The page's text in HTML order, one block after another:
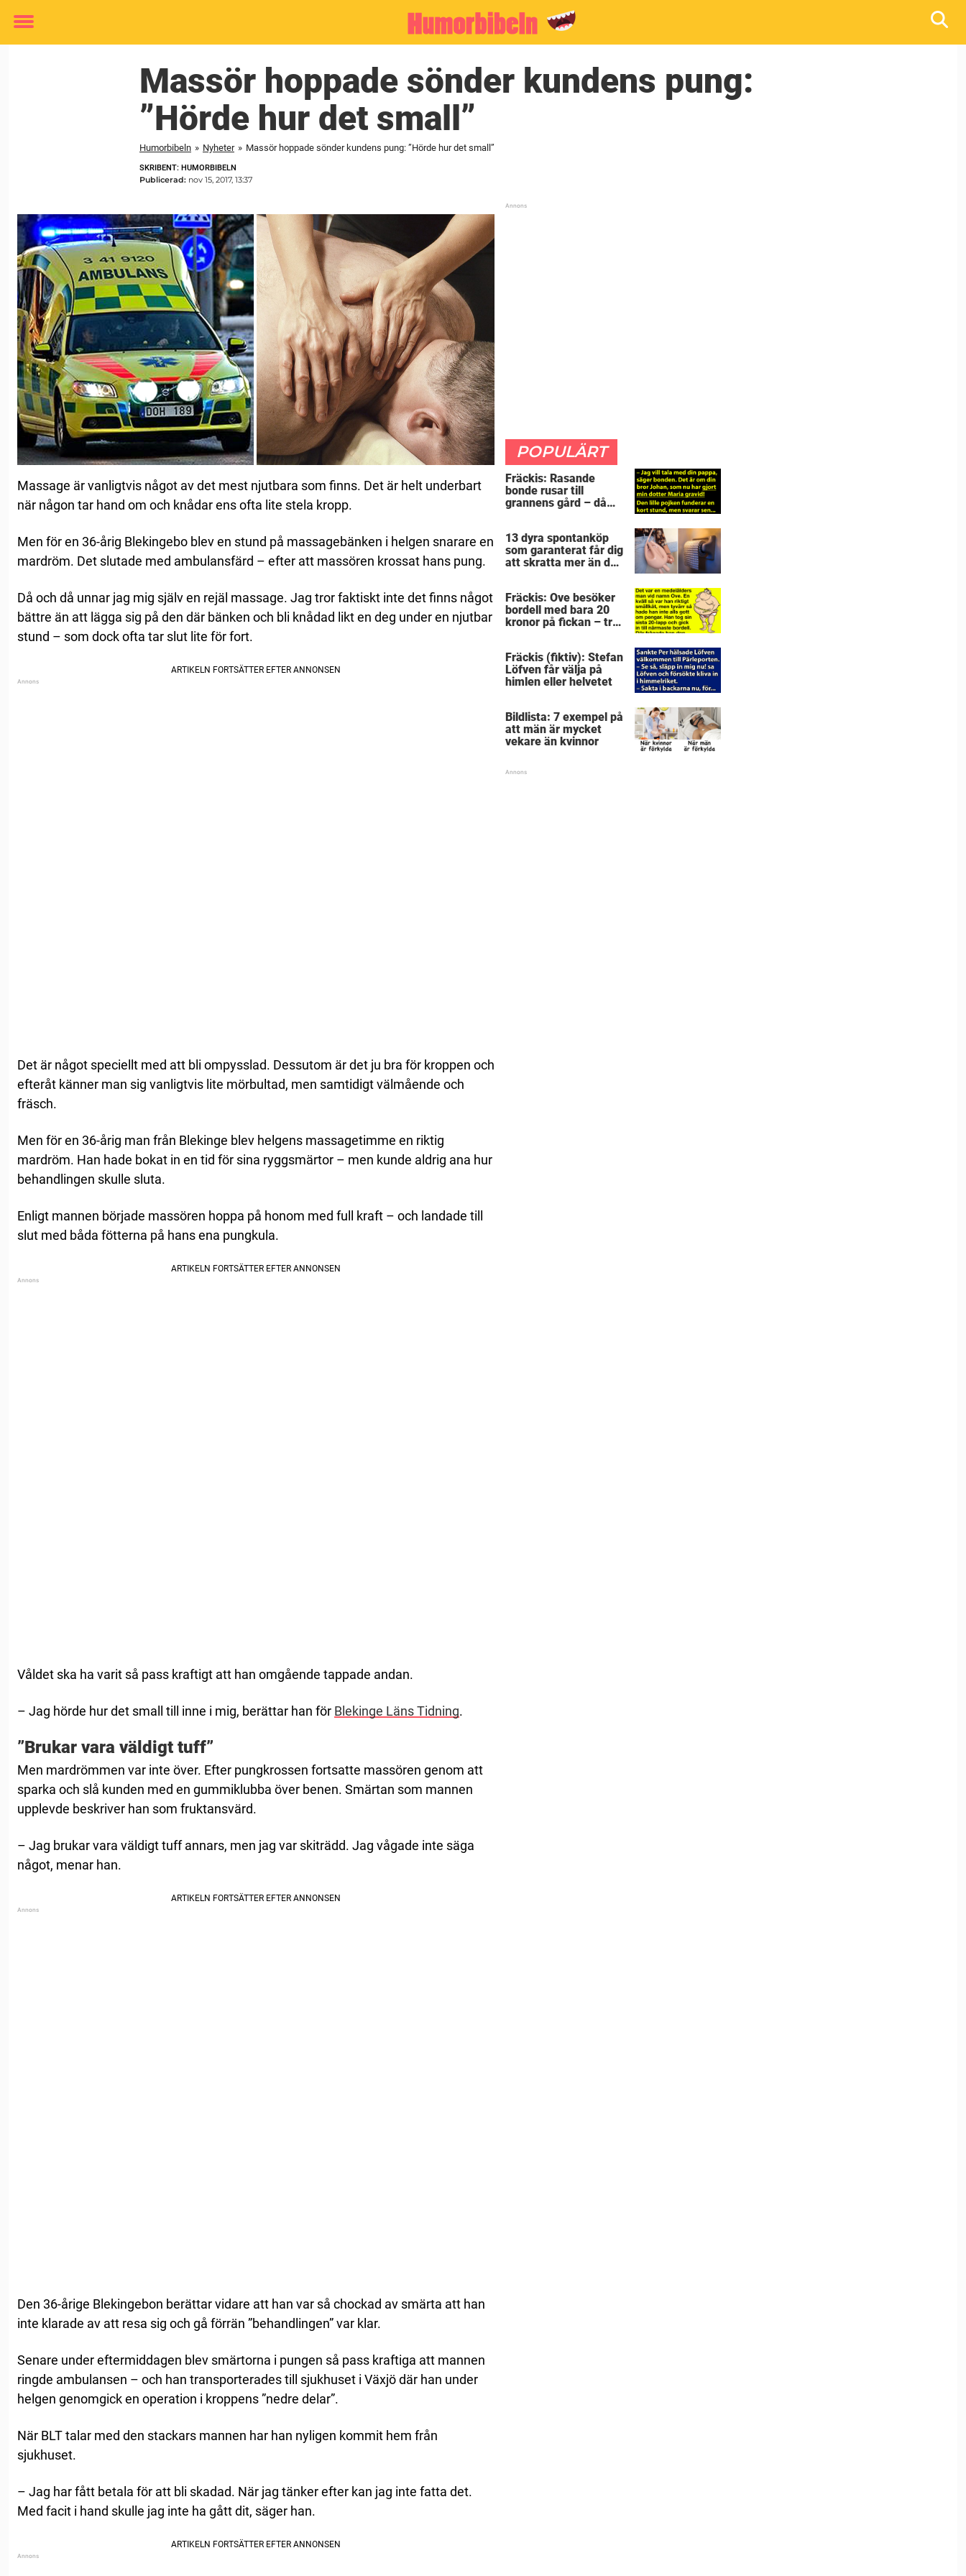
Toggle
Massör hoppade sönder kundens pung:
”Hörde hur det small”
Humorbibeln » Nyheter » Massör hoppade sönder kundens pung: ”Hörde hur det small”
SKRIBENT: HUMORBIBELN
Publicerad: nov 15, 2017, 13:37
Massage är vanligtvis något av det mest njutbara som finns. Det är helt underbart
när någon tar hand om och knådar ens ofta lite stela kropp.
Men för en 36-årig Blekingebo blev en stund på massagebänken i helgen snarare en
mardröm. Det slutade med ambulansfärd – efter att massören krossat hans pung.
Då och då unnar jag mig själv en rejäl massage. Jag tror faktiskt inte det finns något
bättre än att lägga sig på den där bänken och bli knådad likt en deg under en njutbar
stund – som dock ofta tar slut lite för fort.
Det är något speciellt med att bli ompysslad. Dessutom är det ju bra för kroppen och
efteråt känner man sig vanligtvis lite mörbultad, men samtidigt välmående och
fräsch.
Men för en 36-årig man från Blekinge blev helgens massagetimme en riktig
mardröm. Han hade bokat in en tid för sina ryggsmärtor – men kunde aldrig ana hur
behandlingen skulle sluta.
Enligt mannen började massören hoppa på honom med full kraft – och landade till
slut med båda fötterna på hans ena pungkula.
Våldet ska ha varit så pass kraftigt att han omgående tappade andan.
– Jag hörde hur det small till inne i mig, berättar han för Blekinge Läns Tidning.
”Brukar vara väldigt tuff”
Men mardrömmen var inte över. Efter pungkrossen fortsatte massören genom att
sparka och slå kunden med en gummiklubba över benen. Smärtan som mannen
upplevde beskriver han som fruktansvärd.
– Jag brukar vara väldigt tuff annars, men jag var skiträdd. Jag vågade inte säga
något, menar han.
Den 36-årige Blekingebon berättar vidare att han var så chockad av smärta att han
inte klarade av att resa sig och gå förrän ”behandlingen” var klar.
Senare under eftermiddagen blev smärtorna i pungen så pass kraftiga att mannen
ringde ambulansen – och han transporterades till sjukhuset i Växjö där han under
helgen genomgick en operation i kroppens ”nedre delar”.
När BLT talar med den stackars mannen har han nyligen kommit hem från
sjukhuset.
– Jag har fått betala för att bli skadad. När jag tänker efter kan jag inte fatta det.
Med facit i hand skulle jag inte ha gått dit, säger han.
POPULÄRT
Fräckis: Rasande
bonde rusar till
grannens gård – då
mållös
13 dyra spontanköp
som garanterat får dig
att skratta mer än du
Fräckis: Ove besöker
bordell med bara 20
kronor på fickan – tre
Fräckis (fiktiv): Stefan
Löfven får välja på
himlen eller helvetet
Bildlista: 7 exempel på
att män är mycket
vekare än kvinnor